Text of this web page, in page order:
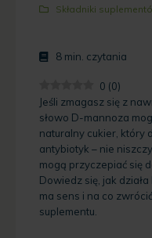
Składniki
8 min. czytania
0 (0)
Jeśli zmagasz się z
słowo D-mannoza
naturalny cukier, który
antybiotyk – nie
mogą przyczepiać się
Dowiedz się, jak
ma sens i na co
suplementu.